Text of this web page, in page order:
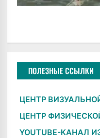
ПОЛЕЗНЫЕ ССЫЛКИ
ЦЕНТР
ЦЕНТР
YOUTUBE-КАНАЛ